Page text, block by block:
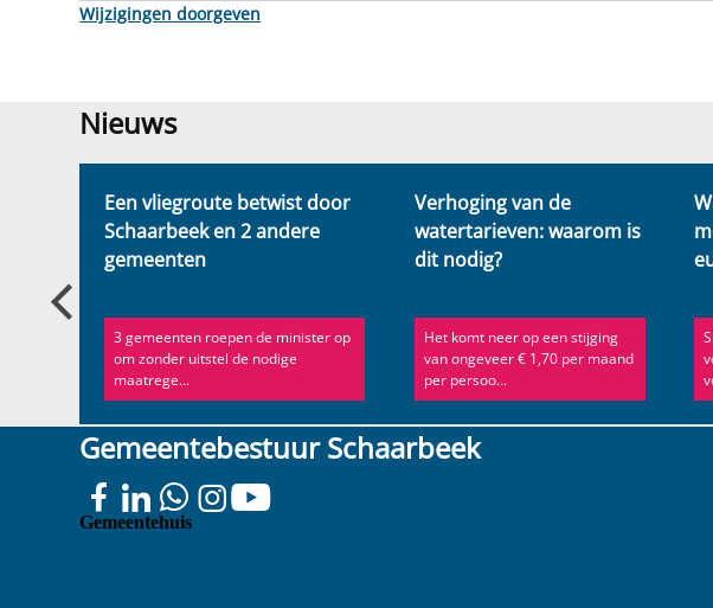
Wijzigingen doorgeven
Nieuws
Nieuws
Een vliegroute betwist door
Schaarbeek en 2 andere
gemeenten
3 gemeenten roepen de minister op
om zonder uitstel de nodige
maatrege...
Verhoging van de
watertarieven: waarom is
dit nodig?
Het komt neer op een stijging
van ongeveer € 1,70 per maand
per persoo...
Gemeentebestuur Schaarbeek
Gemeentehuis